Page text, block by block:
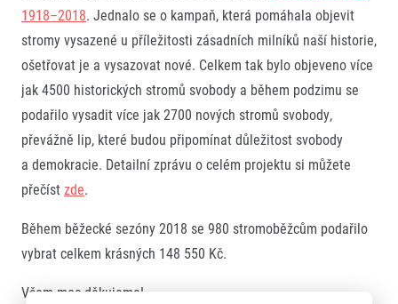
1918–2018. Jednalo se o kampaň, která pomáhala objevit
stromy vysazené u příležitosti zásadních milníků naší historie,
ošetřovat je a vysazovat nové. Celkem tak bylo objeveno více
jak 4500 historických stromů svobody a během podzimu se
podařilo vysadit více jak 2700 nových stromů svobody,
převážně lip, které budou připomínat důležitost svobody
a demokracie. Detailní zprávu o celém projektu si můžete
přečístzde.
Během běžecké sezóny 2018 se 980 stromoběžcům podařilo
vybrat celkem krásných 148 550 Kč.
Všem moc děkujeme!